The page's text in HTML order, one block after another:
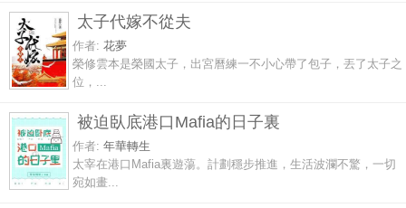
太子代嫁不從夫
作者: 花夢
榮修雲本是榮國太子，出宮曆練一不小心帶了包子，丟了太子之
位，...
被迫臥底港口Mafia的日子裏
作者: 年華轉生
太宰在港口Mafia裏遊蕩。計劃穩步推進，生活波瀾不驚，一切
宛如畫...